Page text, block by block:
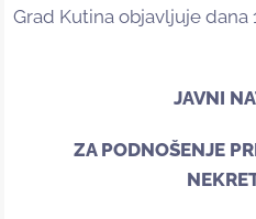
Grad Kutina objavljuje dana
JAVNI
ZA PODNOŠENJE